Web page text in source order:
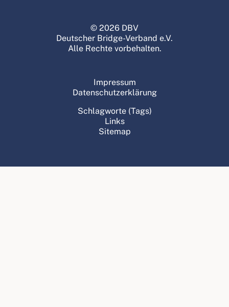
© 2026 DBV
Deutscher Bridge-Verband e.V.
Alle Rechte vorbehalten.
Impressum
Datenschutzerklärung
Schlagworte (Tags)
Links
Sitemap